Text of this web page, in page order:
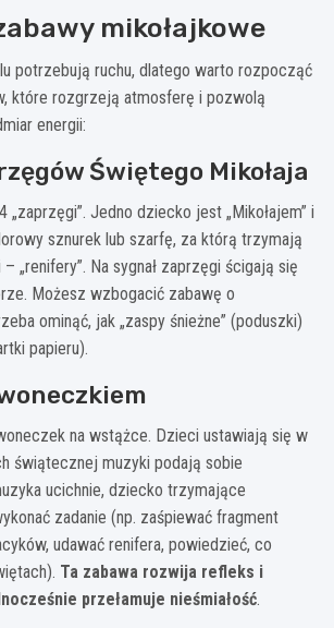
mikołajkowe
potrzebują ruchu, dlatego warto rozpocząć
które rozgrzeją atmosferę i pozwolą
energii:
Świętego Mikołaja
„zaprzęgi”. Jedno dziecko jest „Mikołajem” i
sznurek lub szarfę, za którą trzymają
„renifery”. Na sygnał zaprzęgi ścigają się
Możesz wzbogacić zabawę o
ominąć, jak „zaspy śnieżne” (poduszki)
papieru).
na wstążce. Dzieci ustawiają się w
świątecznej muzyki podają sobie
ucichnie, dziecko trzymające
zadanie (np. zaśpiewać fragment
udawać renifera, powiedzieć, co
Ta zabawa rozwija refleks i
przełamuje nieśmiałość.